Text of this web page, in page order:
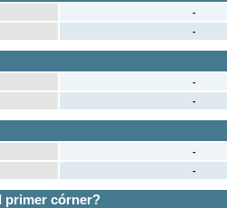
-
-
-
-
-
-
primer córner?